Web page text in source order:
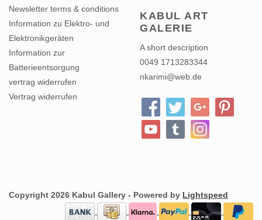
Newsletter terms & conditions
Information zu Elektro- und
Elektronikgeräten
Information zur
Batterieentsorgung
vertrag widerrufen
Vertrag widerrufen
KABUL ART
GALERIE
A short description
0049 1713283344
nkarimi@web.de
Copyright 2026 Kabul Gallery - Powered by Lightspeed